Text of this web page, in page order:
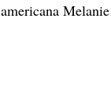
americana